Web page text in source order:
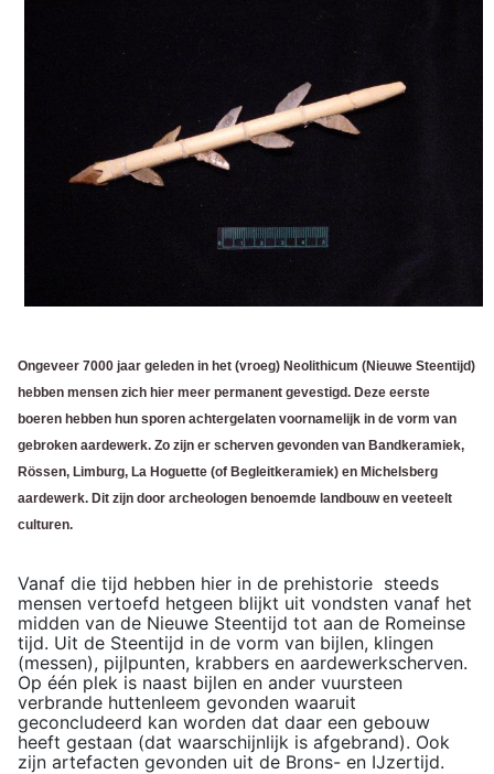
Ongeveer 7000 jaar geleden in het (vroeg) Neolithicum (Nieuwe Steentijd)
hebben mensen zich hier meer permanent gevestigd. Deze eerste
boeren hebben hun sporen achtergelaten voornamelijk in de vorm van
gebroken aardewerk. Zo zijn er scherven gevonden van Bandkeramiek,
Rössen, Limburg, La Hoguette (of Begleitkeramiek) en Michelsberg
aardewerk. Dit zijn door archeologen benoemde landbouw en veeteelt
culturen.
Vanaf die tijd hebben hier in de prehistorie steeds
mensen vertoefd hetgeen blijkt uit vondsten vanaf het
midden van de Nieuwe Steentijd tot aan de Romeinse
tijd. Uit de Steentijd in de vorm van bijlen, klingen
(messen), pijlpunten, krabbers en aardewerkscherven.
Op één plek is naast bijlen en ander vuursteen
verbrande huttenleem gevonden waaruit
geconcludeerd kan worden dat daar een gebouw
heeft gestaan (dat waarschijnlijk is afgebrand). Ook
zijn artefacten gevonden uit de Brons- en IJzertijd.